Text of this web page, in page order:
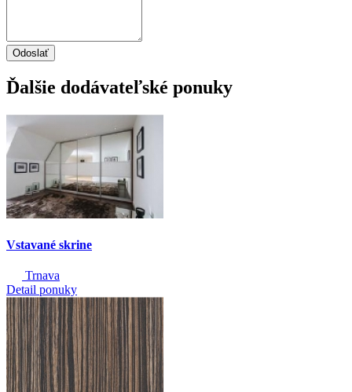
Odoslať
Ďalšie dodávateľské ponuky
Vstavané skrine
Trnava
Detail ponuky